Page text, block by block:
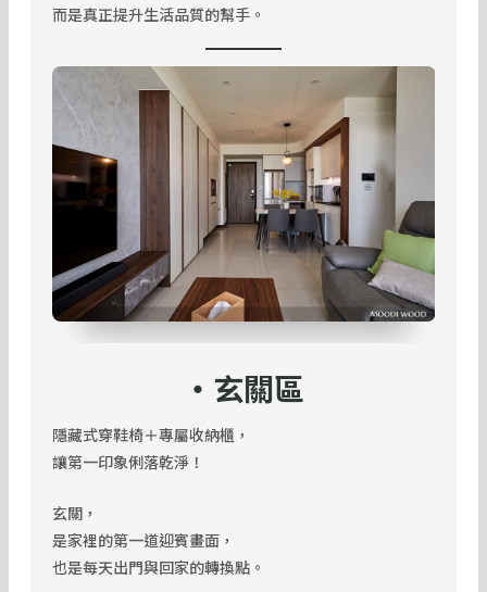
而是真正提升生活品質的幫手。
・玄關區
隱藏式穿鞋椅＋專屬收納櫃，
讓第一印象俐落乾淨！
玄關，
是家裡的第一道迎賓畫面，
也是每天出門與回家的轉換點。